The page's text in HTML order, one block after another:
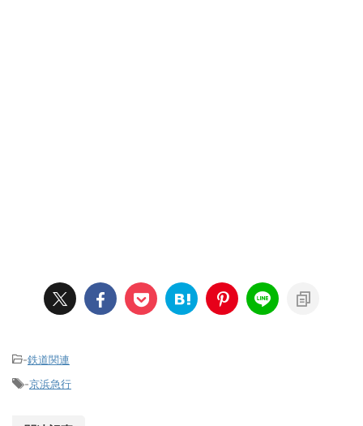
-鉄道関連
-京浜急行